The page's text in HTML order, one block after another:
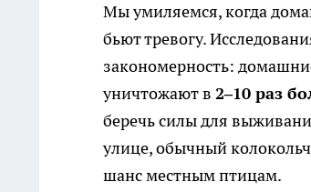
Мы умиляемся, когда
бьют тревогу.
закономерность:
уничтожают в 2–10 раз
беречь силы для
улице, обычный
шанс местным птицам.